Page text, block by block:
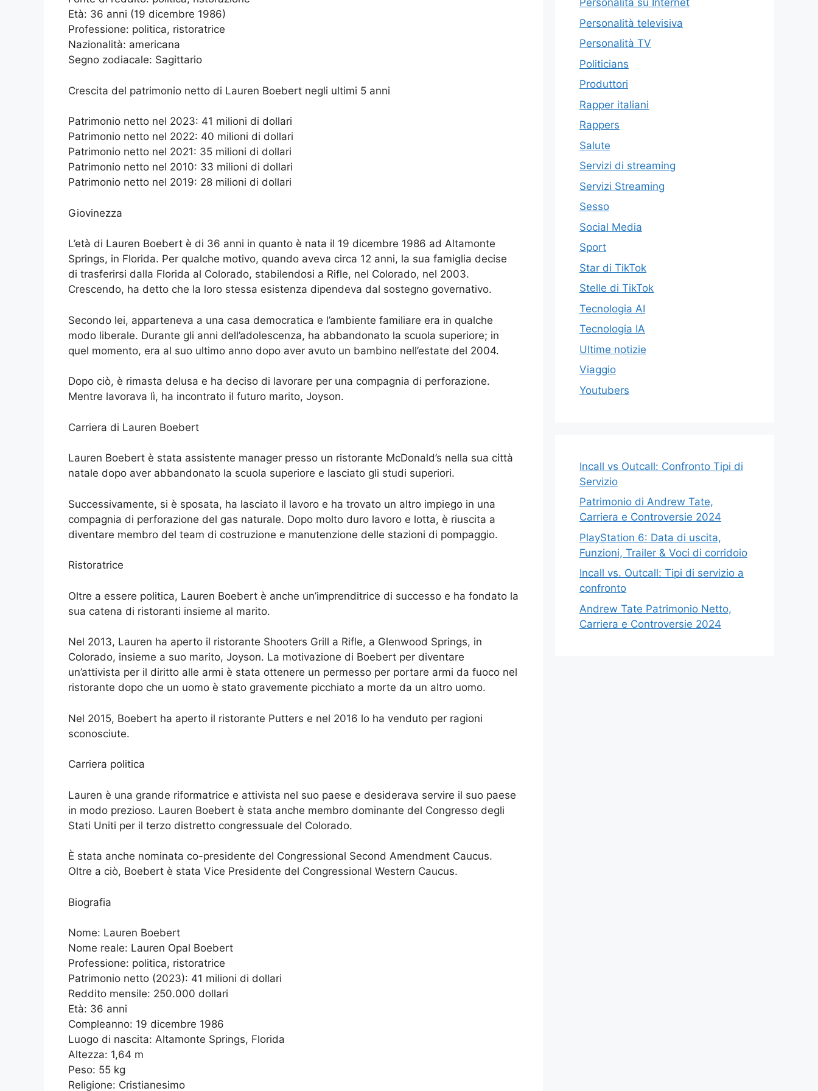
Età: 36 anni (19 dicembre 1986)
Professione: politica, ristoratrice
Nazionalità: americana
Segno zodiacale: Sagittario
Crescita del patrimonio netto di Lauren Boebert negli ultimi 5 anni
Patrimonio netto nel 2023: 41 milioni di dollari
Patrimonio netto nel 2022: 40 milioni di dollari
Patrimonio netto nel 2021: 35 milioni di dollari
Patrimonio netto nel 2010: 33 milioni di dollari
Patrimonio netto nel 2019: 28 milioni di dollari
Giovinezza
L’età di Lauren Boebert è di 36 anni in quanto è nata il 19 dicembre 1986 ad Altamonte
Springs, in Florida. Per qualche motivo, quando aveva circa 12 anni, la sua famiglia decise
di trasferirsi dalla Florida al Colorado, stabilendosi a Rifle, nel Colorado, nel 2003.
Crescendo, ha detto che la loro stessa esistenza dipendeva dal sostegno governativo.
Secondo lei, apparteneva a una casa democratica e l’ambiente familiare era in qualche
modo liberale. Durante gli anni dell’adolescenza, ha abbandonato la scuola superiore; in
quel momento, era al suo ultimo anno dopo aver avuto un bambino nell’estate del 2004.
Dopo ciò, è rimasta delusa e ha deciso di lavorare per una compagnia di perforazione.
Mentre lavorava lì, ha incontrato il futuro marito, Joyson.
Carriera di Lauren Boebert
Lauren Boebert è stata assistente manager presso un ristorante McDonald’s nella sua città
natale dopo aver abbandonato la scuola superiore e lasciato gli studi superiori.
Successivamente, si è sposata, ha lasciato il lavoro e ha trovato un altro impiego in una
compagnia di perforazione del gas naturale. Dopo molto duro lavoro e lotta, è riuscita a
diventare membro del team di costruzione e manutenzione delle stazioni di pompaggio.
Ristoratrice
Oltre a essere politica, Lauren Boebert è anche un’imprenditrice di successo e ha fondato la
sua catena di ristoranti insieme al marito.
Nel 2013, Lauren ha aperto il ristorante Shooters Grill a Rifle, a Glenwood Springs, in
Colorado, insieme a suo marito, Joyson. La motivazione di Boebert per diventare
un’attivista per il diritto alle armi è stata ottenere un permesso per portare armi da fuoco nel
ristorante dopo che un uomo è stato gravemente picchiato a morte da un altro uomo.
Nel 2015, Boebert ha aperto il ristorante Putters e nel 2016 lo ha venduto per ragioni
sconosciute.
Carriera politica
Lauren è una grande riformatrice e attivista nel suo paese e desiderava servire il suo paese
in modo prezioso. Lauren Boebert è stata anche membro dominante del Congresso degli
Stati Uniti per il terzo distretto congressuale del Colorado.
È stata anche nominata co-presidente del Congressional Second Amendment Caucus.
Oltre a ciò, Boebert è stata Vice Presidente del Congressional Western Caucus.
Biografia
Nome: Lauren Boebert
Nome reale: Lauren Opal Boebert
Professione: politica, ristoratrice
Patrimonio netto (2023): 41 milioni di dollari
Reddito mensile: 250.000 dollari
Età: 36 anni
Compleanno: 19 dicembre 1986
Luogo di nascita: Altamonte Springs, Florida
Altezza: 1,64 m
Peso: 55 kg
Religione: Cristianesimo
Personalità su Internet
Personalità televisiva
Personalità TV
Politicians
Produttori
Rapper italiani
Rappers
Salute
Servizi di streaming
Servizi Streaming
Sesso
Social Media
Sport
Star di TikTok
Stelle di TikTok
Tecnologia AI
Tecnologia IA
Ultime notizie
Viaggio
Youtubers
Incall vs Outcall: Confronto Tipi di
Servizio
Patrimonio di Andrew Tate,
Carriera e Controversie 2024
PlayStation 6: Data di uscita,
Funzioni, Trailer & Voci di corridoio
Incall vs. Outcall: Tipi di servizio a
confronto
Andrew Tate Patrimonio Netto,
Carriera e Controversie 2024